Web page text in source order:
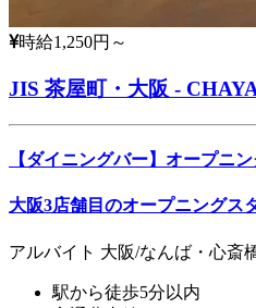
時給1,250円～
JIS 茶屋町・大阪 -
【ダイニングバー】オープニ
大阪3店舗目のオープニングス
アルバイト 大阪/なんば・心斎
駅から徒歩5分以内